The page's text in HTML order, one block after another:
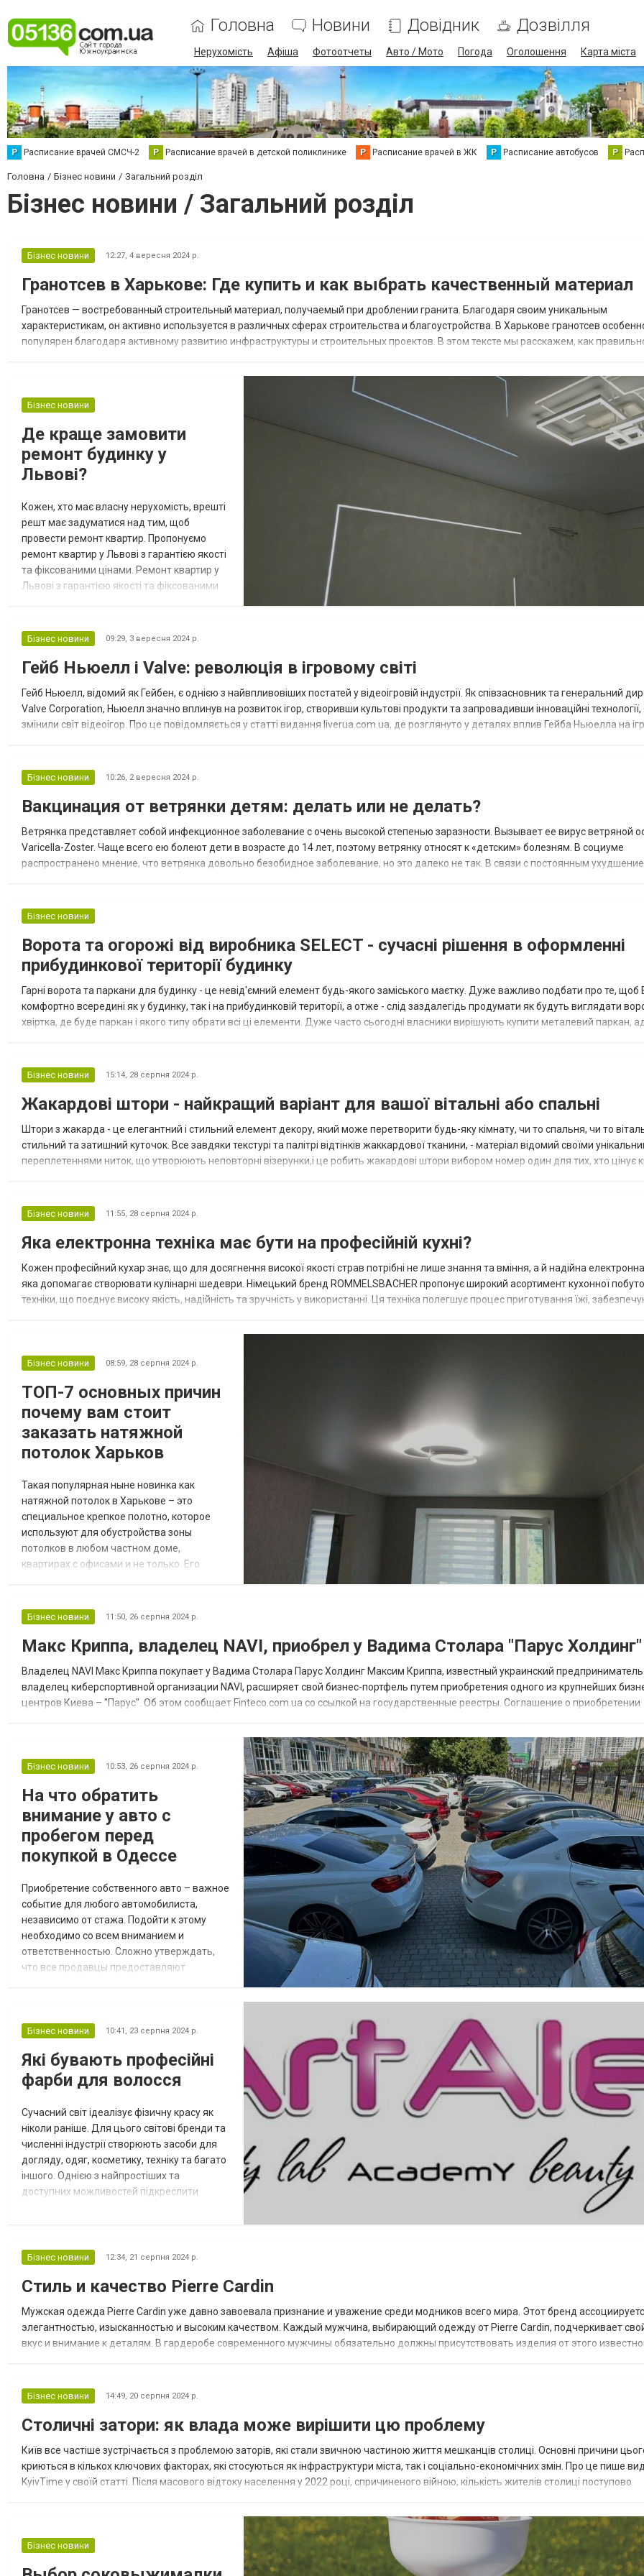
Головна Новини Довідник Дозвілля
Нерухомість Афіша Фотоотчеты Авто / Мото Погода Оголошення Карта міста
Р Расписание врачей СМСЧ-2 Р Расписание врачей в детской поликлинике Р Расписание врачей в ЖК Р Расписание автобусов Р
Головна Бізнес новини Загальний розділ
Бізнес новини / Загальний розділ
Бізнес новини 12:27, 4 вересня 2024 р.
Гранотсев в Харькове: Где купить и как выбрать качественный материал
Гранотсев — востребованный строительный материал, получаемый при дроблении гранита. Благодаря своим уникальным
характеристикам, он активно используется в различных сферах строительства и благоустройства. В Харькове гранотсев
популярен благодаря активному развитию инфраструктуры и строительных проектов. В этом тексте мы расскажем, как
Бізнес новини
Де краще замовити
ремонт будинку у
Львові?
Кожен, хто має власну нерухомість, врешті
решт має задуматися над тим, щоб
провести ремонт квартир. Пропонуємо
ремонт квартир у Львові з гарантією якості
та фіксованими цінами. Ремонт квартир у
Львові з гарантією якості та фіксованими
місто, де можна замовити ремонтні роботи
під ключ й залишитися задоволеним
отриманим результатом. Тому якщо
шукаєте професійних майстрів, тоді ком...
Бізнес новини 09:29, 3 вересня 2024 р.
Гейб Ньюелл і Valve: революція в ігровому світі
Гейб Ньюелл, відомий як Гейбен, є однією з найвпливовіших постатей у відеоігровій індустрії. Як співзасновник та генеральний
Valve Corporation, Ньюелл значно вплинув на розвиток ігор, створивши культові продукти та запровадивши інноваційні технології,
змінили світ відеоігор. Про це повідомляється у статті видання liverua.com.ua, де розглянуто у деталях вплив Гейба Ньюелла на
Бізнес новини 10:26, 2 вересня 2024 р.
Вакцинация от ветрянки детям: делать или не делать?
Ветрянка представляет собой инфекционное заболевание с очень высокой степенью заразности. Вызывает ее вирус ветряной
Varicella-Zoster. Чаще всего ею болеют дети в возрасте до 14 лет, поэтому ветрянку относят к «детским» болезням. В социуме
распространено мнение, что ветрянка довольно безобидное заболевание, но это далеко не так. В связи с постоянным
Бізнес новини
Ворота та огорожі від виробника SELECT - сучасні рішення в оформленні
прибудинкової території будинку
Гарні ворота та паркани для будинку - це невід'ємний елемент будь-якого заміського маєтку. Дуже важливо подбати про те, щоб
комфортно всередині як у будинку, так і на прибудинковій території, а отже - слід заздалегідь продумати як будуть виглядати
хвіртка, де буде паркан і якого типу обрати всі ці елементи. Дуже часто сьогодні власники вирішують купити металевий паркан,
Бізнес новини 15:14, 28 серпня 2024 р.
Жакардові штори - найкращий варіант для вашої вітальні або спальні
Штори з жакарда - це елегантний і стильний елемент декору, який може перетворити будь-яку кімнату, чи то спальня, чи то
стильний та затишний куточок. Все завдяки текстурі та палітрі відтінків жаккардової тканини, - матеріал відомий своїми
переплетеннями ниток, що утворюють неповторні візерунки,і це робить жакардові штори вибором номер один для тих, хто цінує
Бізнес новини 11:55, 28 серпня 2024 р.
Яка електронна техніка має бути на професійній кухні?
Кожен професійний кухар знає, що для досягнення високої якості страв потрібні не лише знання та вміння, а й надійна електронна
яка допомагає створювати кулінарні шедеври. Німецький бренд ROMMELSBACHER пропонує широкий асортимент кухонної
техніки, що поєднує високу якість, надійність та зручність у використанні. Ця техніка полегшує процес приготування їжі,
Бізнес новини 08:59, 28 серпня 2024 р.
ТОП-7 основных причин
почему вам стоит
заказать натяжной
потолок Харьков
Такая популярная ныне новинка как
натяжной потолок в Харькове – это
специальное крепкое полотно, которое
используют для обустройства зоны
потолков в любом частном доме,
квартирах с офисами и не только. Его
металлический или пластиковый профиль.
Если вы сомневаетесь в установке у себя
дома или даже в офисе таких потолков,
предлагаем вам вместе с нами
рассмотреть несколько основных причи...
Бізнес новини 11:50, 26 серпня 2024 р.
Макс Криппа, владелец NAVI, приобрел у Вадима Столара "Парус Холдинг"
Владелец NAVI Макс Криппа покупает у Вадима Столара Парус Холдинг Максим Криппа, известный украинский
владелец киберспортивной организации NAVI, расширяет свой бизнес-портфель путем приобретения одного из крупнейших
центров Киева – "Парус". Об этом сообщает Finteco.com.ua со ссылкой на государственные реестры. Соглашение о приобретении
Бізнес новини 10:53, 26 серпня 2024 р.
На что обратить
внимание у авто с
пробегом перед
покупкой в Одессе
Приобретение собственного авто – важное
событие для любого автомобилиста,
независимо от стажа. Подойти к этому
необходимо со всем вниманием и
ответственностью. Сложно утверждать,
что все продавцы предоставляют
о компаниях, предлагающих купить авто в
обмане и дорожат репутацией, которую в
наше время при большо...
Бізнес новини 10:41, 23 серпня 2024 р.
Які бувають професійні
фарби для волосся
Сучасний світ ідеалізує фізичну красу як
ніколи раніше. Для цього світові бренди та
численні індустрії створюють засоби для
догляду, одяг, косметику, техніку та багато
іншого. Однією з найпростіших та
доступних можливостей підкреслити
локонами тепер може кожна жінка, якщо
сьогодні прагне все більше чоло...
Бізнес новини 12:34, 21 серпня 2024 р.
Стиль и качество Pierre Cardin
Мужская одежда Pierre Cardin уже давно завоевала признание и уважение среди модников всего мира. Этот бренд
элегантностью, изысканностью и высоким качеством. Каждый мужчина, выбирающий одежду от Pierre Cardin, подчеркивает
вкус и внимание к деталям. В гардеробе современного мужчины обязательно должны присутствовать изделия от этого
Бізнес новини 14:49, 20 серпня 2024 р.
Столичні затори: як влада може вирішити цю проблему
Київ все частіше зустрічається з проблемою заторів, які стали звичною частиною життя мешканців столиці. Основні причини
криються в кількох ключових факторах, які стосуються як інфраструктури міста, так і соціально-економічних змін. Про це пише
KyivTime у своїй статті. Після масового відтоку населення у 2022 році, спричиненого війною, кількість жителів столиці поступово
Бізнес новини